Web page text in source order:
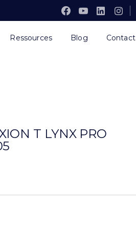
Ressources Blog Contact
T LYNX PRO